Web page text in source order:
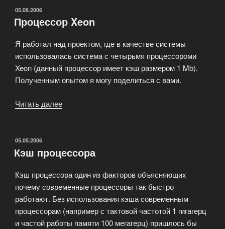
ОПУБЛИКОВАНО
05.08.2006
Процессор Xeon
Я работал над проектом, где в качестве системы
использовалась система с четырьмя процессороми
Xeon (данный процессор имеет кэш размером 1 Mb).
Полученным опытом я могу поделиться с вами.
Читать далее
ОПУБЛИКОВАНО
05.05.2006
Кэш процессора
Кэш процессора один из факторов объясняющих
почему современные процессоры так быстро
работают. Без использования кэша современным
процессорам (например с тактовой частотой 1 гигагерц
и частой работы памяти 100 мегагерц) пришлось бы